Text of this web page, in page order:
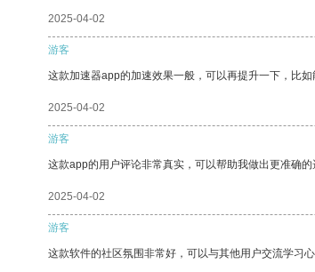
2025-04-02
游客
这款加速器app的加速效果一般，可以再提升一下，比如
2025-04-02
游客
这款app的用户评论非常真实，可以帮助我做出更准确的
2025-04-02
游客
这款软件的社区氛围非常好，可以与其他用户交流学习心